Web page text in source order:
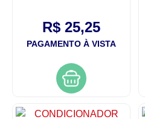
R$ 25,25
PAGAMENTO À VISTA